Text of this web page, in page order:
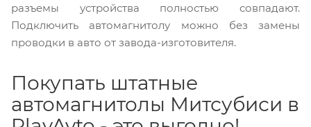
разъемы устройства полностью совпадают.
Подключить автомагнитолу можно без замены
проводки в авто от завода-изготовителя.
Покупать штатные
автомагнитолы Митсубиси в